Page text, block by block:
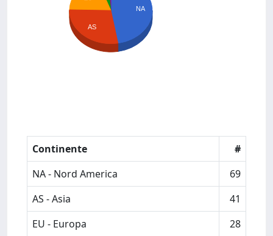
NA
AS
Continente
#
NA - Nord America
69
AS - Asia
41
EU - Europa
28